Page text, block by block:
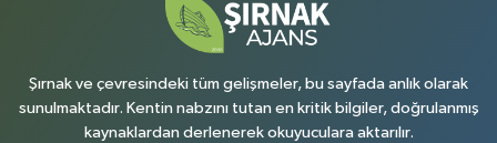
Şırnak ve çevresindeki tüm gelişmeler, bu sayfada anlık olarak
sunulmaktadır. Kentin nabzını tutan en kritik bilgiler, doğrulanmış
kaynaklardan derlenerek okuyuculara aktarılır.